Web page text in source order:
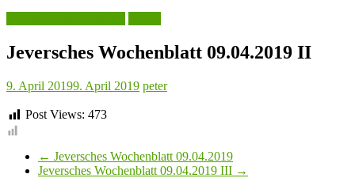
Jeversches Wochenblatt 09.04.2019 II
9. April 20199. April 2019 peter
Post Views: 473
← Jeversches Wochenblatt 09.04.2019
Jeversches Wochenblatt 09.04.2019 III →